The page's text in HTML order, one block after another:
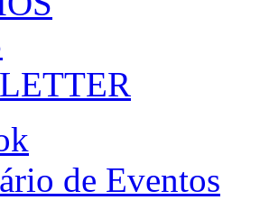
de Eventos